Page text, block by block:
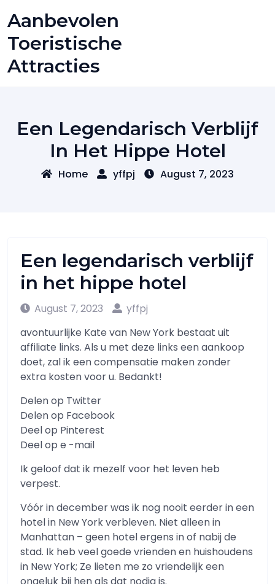
to
content
Aanbevolen
Toeristische
Attracties
Een Legendarisch Verblijf
In Het Hippe Hotel
Home yffpj August 7, 2023
Een legendarisch verblijf
in het hippe hotel
August 7, 2023
yffpj
avontuurlijke Kate van New York bestaat uit
affiliate links. Als u met deze links een aankoop
doet, zal ik een compensatie maken zonder
extra kosten voor u. Bedankt!
Delen op Twitter
Delen op Facebook
Deel op Pinterest
Deel op e -mail
Ik geloof dat ik mezelf voor het leven heb
verpest.
Vóór in december was ik nog nooit eerder in een
hotel in New York verbleven. Niet alleen in
Manhattan – geen hotel ergens in of nabij de
stad. Ik heb veel goede vrienden en huishoudens
in New York; Ze lieten me zo vriendelijk een